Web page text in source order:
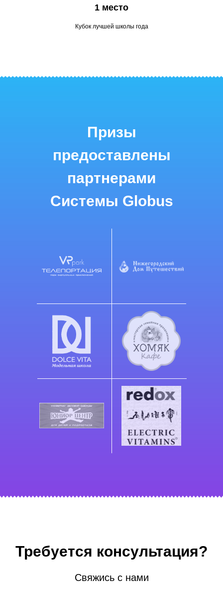
1 место
Кубок лучшей школы года
Призы
предоставлены
партнерами
Системы Globus
Требуется консультация?
Свяжись с нами